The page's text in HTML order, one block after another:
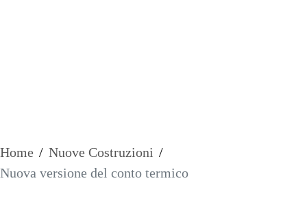
Home / Nuove Costruzioni /
Nuova versione del conto termico